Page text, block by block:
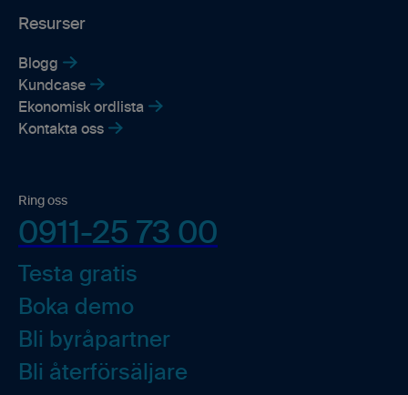
Resurser
Blogg
Kundcase
Ekonomisk ordlista
Kontakta oss
Ring oss
0911-25 73 00
Testa gratis
Boka demo
Bli byråpartner
Bli återförsäljare